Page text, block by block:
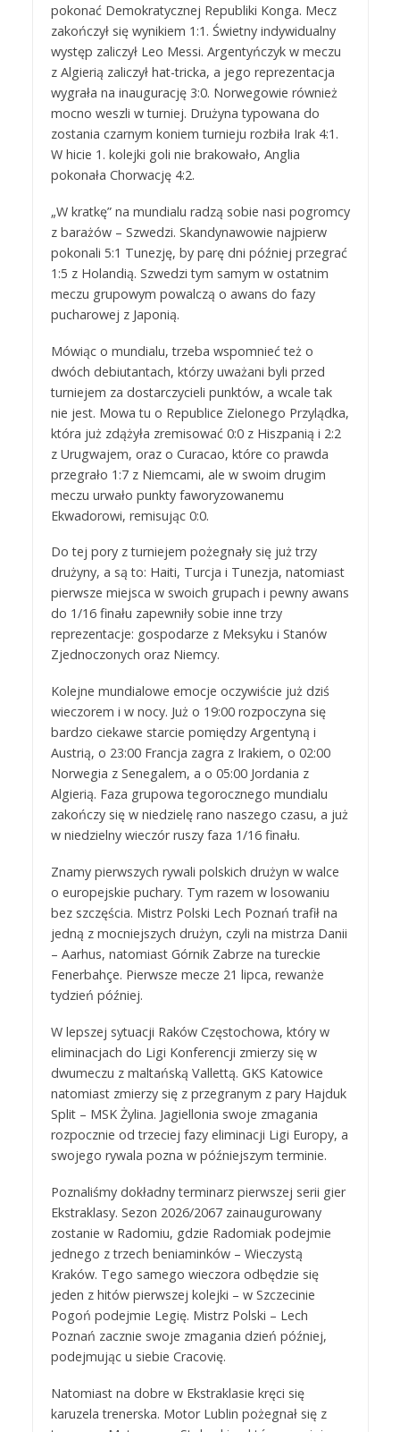
pokonać Demokratycznej Republiki Konga. Mecz
zakończył się wynikiem 1:1. Świetny indywidualny
występ zaliczył Leo Messi. Argentyńczyk w meczu
z Algierią zaliczył hat-tricka, a jego reprezentacja
wygrała na inaugurację 3:0. Norwegowie również
mocno weszli w turniej. Drużyna typowana do
zostania czarnym koniem turnieju rozbiła Irak 4:1.
W hicie 1. kolejki goli nie brakowało, Anglia
pokonała Chorwację 4:2.
„W kratkę” na mundialu radzą sobie nasi pogromcy
z barażów – Szwedzi. Skandynawowie najpierw
pokonali 5:1 Tunezję, by parę dni później przegrać
1:5 z Holandią. Szwedzi tym samym w ostatnim
meczu grupowym powalczą o awans do fazy
pucharowej z Japonią.
Mówiąc o mundialu, trzeba wspomnieć też o
dwóch debiutantach, którzy uważani byli przed
turniejem za dostarczycieli punktów, a wcale tak
nie jest. Mowa tu o Republice Zielonego Przylądka,
która już zdążyła zremisować 0:0 z Hiszpanią i 2:2
z Urugwajem, oraz o Curacao, które co prawda
przegrało 1:7 z Niemcami, ale w swoim drugim
meczu urwało punkty faworyzowanemu
Ekwadorowi, remisując 0:0.
Do tej pory z turniejem pożegnały się już trzy
drużyny, a są to: Haiti, Turcja i Tunezja, natomiast
pierwsze miejsca w swoich grupach i pewny awans
do 1/16 finału zapewniły sobie inne trzy
reprezentacje: gospodarze z Meksyku i Stanów
Zjednoczonych oraz Niemcy.
Kolejne mundialowe emocje oczywiście już dziś
wieczorem i w nocy. Już o 19:00 rozpoczyna się
bardzo ciekawe starcie pomiędzy Argentyną i
Austrią, o 23:00 Francja zagra z Irakiem, o 02:00
Norwegia z Senegalem, a o 05:00 Jordania z
Algierią. Faza grupowa tegorocznego mundialu
zakończy się w niedzielę rano naszego czasu, a już
w niedzielny wieczór ruszy faza 1/16 finału.
Znamy pierwszych rywali polskich drużyn w walce
o europejskie puchary. Tym razem w losowaniu
bez szczęścia. Mistrz Polski Lech Poznań trafił na
jedną z mocniejszych drużyn, czyli na mistrza Danii
– Aarhus, natomiast Górnik Zabrze na tureckie
Fenerbahçe. Pierwsze mecze 21 lipca, rewanże
tydzień później.
W lepszej sytuacji Raków Częstochowa, który w
eliminacjach do Ligi Konferencji zmierzy się w
dwumeczu z maltańską Vallettą. GKS Katowice
natomiast zmierzy się z przegranym z pary Hajduk
Split – MSK Żylina. Jagiellonia swoje zmagania
rozpocznie od trzeciej fazy eliminacji Ligi Europy, a
swojego rywala pozna w późniejszym terminie.
Poznaliśmy dokładny terminarz pierwszej serii gier
Ekstraklasy. Sezon 2026/2067 zainaugurowany
zostanie w Radomiu, gdzie Radomiak podejmie
jednego z trzech beniaminków – Wieczystą
Kraków. Tego samego wieczora odbędzie się
jeden z hitów pierwszej kolejki – w Szczecinie
Pogoń podejmie Legię. Mistrz Polski – Lech
Poznań zacznie swoje zmagania dzień później,
podejmując u siebie Cracovię.
Natomiast na dobre w Ekstraklasie kręci się
karuzela trenerska. Motor Lublin pożegnał się z